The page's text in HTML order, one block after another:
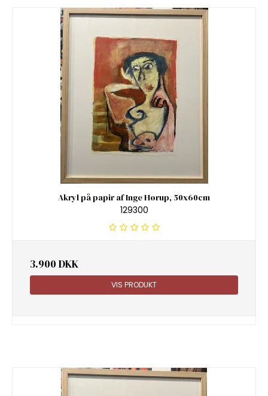
Akryl på papir af Inge Hørup, 50x60cm
129300
3.900 DKK
VIS PRODUKT